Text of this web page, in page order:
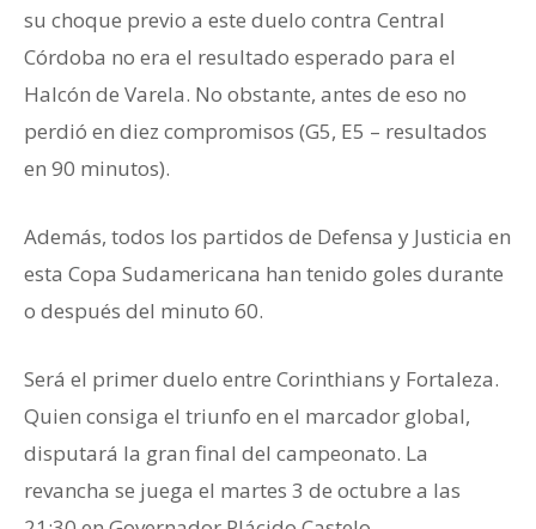
su choque previo a este duelo contra Central
Córdoba no era el resultado esperado para el
Halcón de Varela. No obstante, antes de eso no
perdió en diez compromisos (G5, E5 – resultados
en 90 minutos).
Además, todos los partidos de Defensa y Justicia en
esta Copa Sudamericana han tenido goles durante
o después del minuto 60.
Será el primer duelo entre Corinthians y Fortaleza.
Quien consiga el triunfo en el marcador global,
disputará la gran final del campeonato. La
revancha se juega el martes 3 de octubre a las